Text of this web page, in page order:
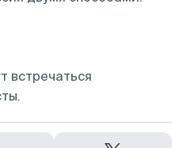
встречаться